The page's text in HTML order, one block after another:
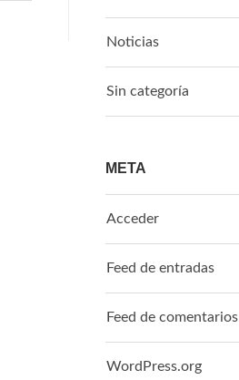
Noticias
Sin categoría
META
Acceder
Feed de entradas
Feed de comentarios
WordPress.org